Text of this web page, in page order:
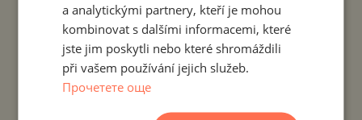
PROJEKTY A NEMOVITOSTI PODLE TYPU NEMOVITOSTI
PROJEKTY A NEMOVITOSTI PODLE REGIONU
PROJEKTY A NEMOVITOSTI PODLE NÁZVU
FRENCH
POLISH
a analytickými partnery, kteří je mohou
kombinovat s dalšími informacemi, které
jste jim poskytli nebo které shromáždili
při vašem používání jejich služeb.
Прочетете още